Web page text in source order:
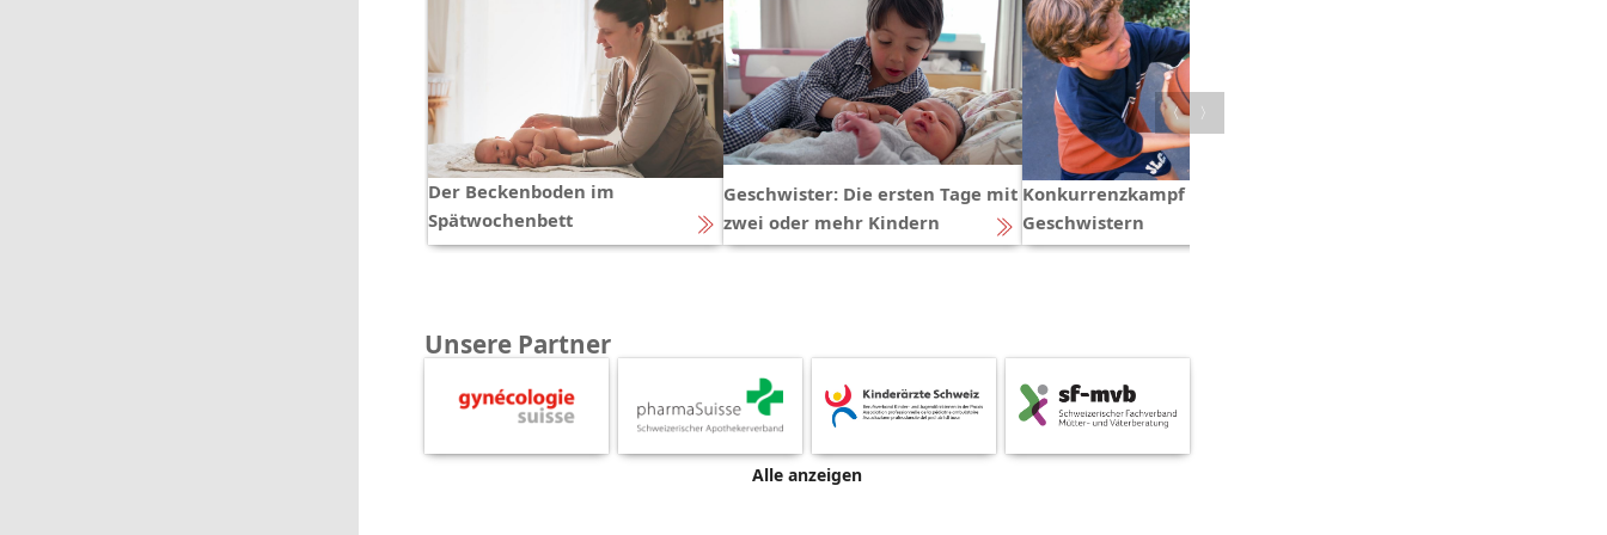
Der Beckenboden im
Spätwochenbett
Geschwister: Die ersten Tage mit
zwei oder mehr Kindern
Konkurrenzkampf unter
Geschwistern
〈 〉
Unsere Partner
Alle anzeigen